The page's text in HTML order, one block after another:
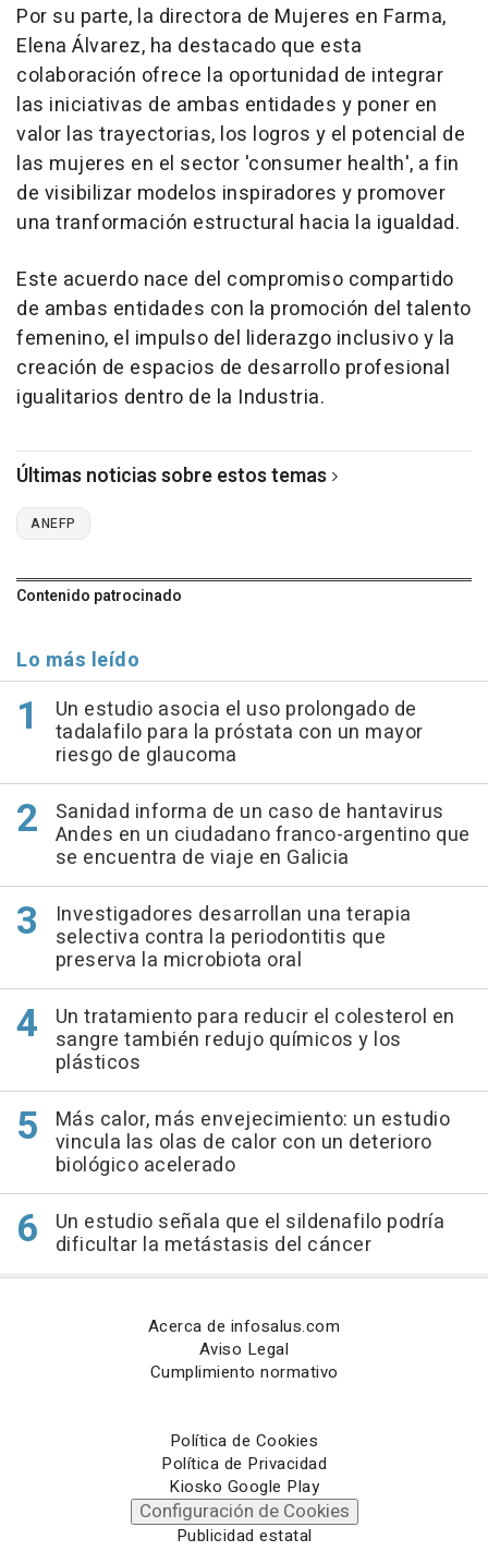
Por su parte, la directora de Mujeres en Farma,
Elena Álvarez, ha destacado que esta
colaboración ofrece la oportunidad de integrar
las iniciativas de ambas entidades y poner en
valor las trayectorias, los logros y el potencial de
las mujeres en el sector 'consumer health', a fin
de visibilizar modelos inspiradores y promover
una tranformación estructural hacia la igualdad.
Este acuerdo nace del compromiso compartido
de ambas entidades con la promoción del talento
femenino, el impulso del liderazgo inclusivo y la
creación de espacios de desarrollo profesional
igualitarios dentro de la Industria.
Últimas noticias sobre estos temas
ANEFP
Contenido patrocinado
Lo más leído
Un estudio asocia el uso prolongado de
tadalafilo para la próstata con un mayor
riesgo de glaucoma
Sanidad informa de un caso de hantavirus
Andes en un ciudadano franco-argentino que
se encuentra de viaje en Galicia
Investigadores desarrollan una terapia
selectiva contra la periodontitis que
preserva la microbiota oral
Un tratamiento para reducir el colesterol en
sangre también redujo químicos y los
plásticos
Más calor, más envejecimiento: un estudio
vincula las olas de calor con un deterioro
biológico acelerado
Un estudio señala que el sildenafilo podría
dificultar la metástasis del cáncer
Acerca de infosalus.com
Aviso Legal
Cumplimiento normativo
Política de Cookies
Política de Privacidad
Kiosko Google Play
Configuración de Cookies
Publicidad estatal